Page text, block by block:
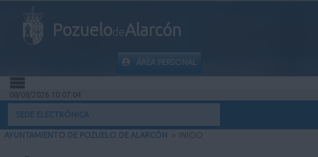
PozuelodeAlarcón
ÁREA PERSONAL
INICIO
08/08/2026 10:07:04
SEDE ELECTRÓNICA
AYUNTAMIENTO DE POZUELO DE ALARCÓN > INICIO